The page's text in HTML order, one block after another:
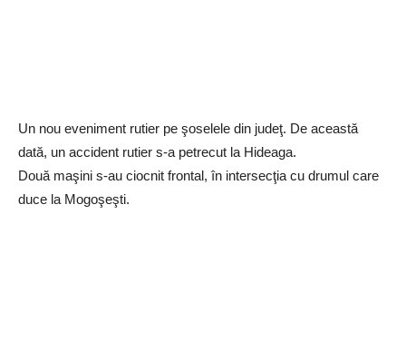
Un nou eveniment rutier pe şoselele din judeţ. De această
dată, un accident rutier s-a petrecut la Hideaga.
Două maşini s-au ciocnit frontal, în intersecţia cu drumul care
duce la Mogoşeşti.